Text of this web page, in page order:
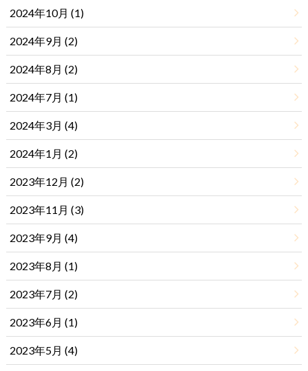
2024年10月 (1)
2024年9月 (2)
2024年8月 (2)
2024年7月 (1)
2024年3月 (4)
2024年1月 (2)
2023年12月 (2)
2023年11月 (3)
2023年9月 (4)
2023年8月 (1)
2023年7月 (2)
2023年6月 (1)
2023年5月 (4)